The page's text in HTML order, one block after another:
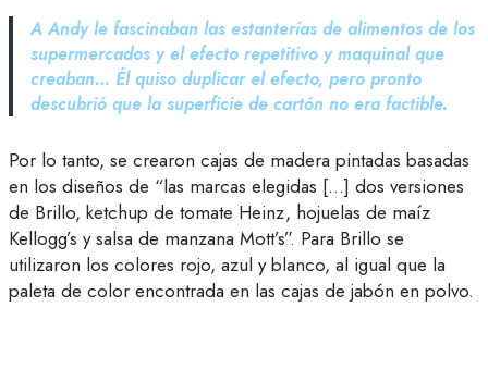
A Andy le fascinaban las estanterías de alimentos de los
supermercados y el efecto repetitivo y maquinal que
creaban… Él quiso duplicar el efecto, pero pronto
descubrió que la superficie de cartón no era factible.
Por lo tanto, se crearon cajas de madera pintadas basadas
en los diseños de “las marcas elegidas […] dos versiones
de Brillo, ketchup de tomate Heinz, hojuelas de maíz
Kellogg’s y salsa de manzana Mott’s”. Para Brillo se
utilizaron los colores rojo, azul y blanco, al igual que la
paleta de color encontrada en las cajas de jabón en polvo.